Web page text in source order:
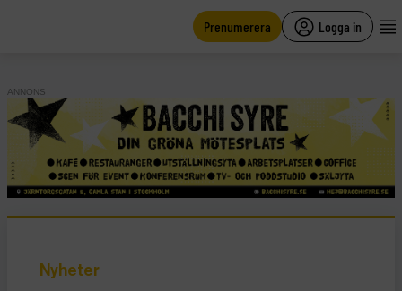
Prenumerera Logga in
ANNONS
Nyheter